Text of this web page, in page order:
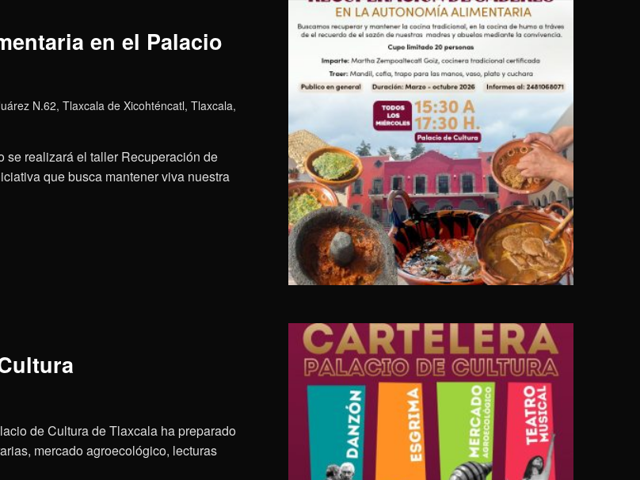
en el Palacio
N.62, Tlaxcala de Xicohténcatl, Tlaxcala,
se realizará el taller Recuperación de
que busca mantener viva nuestra
de Cultura de Tlaxcala ha preparado
mercado agroecológico, lecturas